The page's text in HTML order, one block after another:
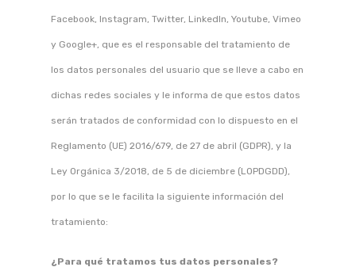
Facebook, Instagram, Twitter, LinkedIn, Youtube, Vimeo
y Google+, que es el responsable del tratamiento de
los datos personales del usuario que se lleve a cabo en
dichas redes sociales y le informa de que estos datos
serán tratados de conformidad con lo dispuesto en el
Reglamento (UE) 2016/679, de 27 de abril (GDPR), y la
Ley Orgánica 3/2018, de 5 de diciembre (LOPDGDD),
por lo que se le facilita la siguiente información del
tratamiento:
¿Para qué tratamos tus datos personales?